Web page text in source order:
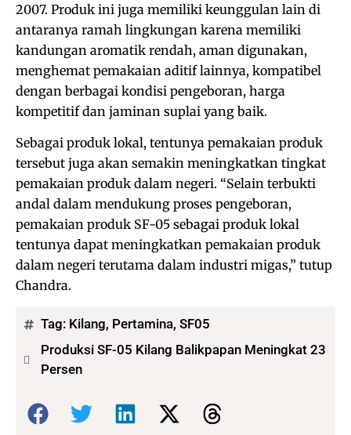
2007. Produk ini juga memiliki keunggulan lain di
antaranya ramah lingkungan karena memiliki
kandungan aromatik rendah, aman digunakan,
menghemat pemakaian aditif lainnya, kompatibel
dengan berbagai kondisi pengeboran, harga
kompetitif dan jaminan suplai yang baik.
Sebagai produk lokal, tentunya pemakaian produk
tersebut juga akan semakin meningkatkan tingkat
pemakaian produk dalam negeri. “Selain terbukti
andal dalam mendukung proses pengeboran,
pemakaian produk SF-05 sebagai produk lokal
tentunya dapat meningkatkan pemakaian produk
dalam negeri terutama dalam industri migas,” tutup
Chandra.
Tag: Kilang, Pertamina, SF05
Produksi SF-05 Kilang Balikpapan Meningkat 23
Persen
Bagikan: